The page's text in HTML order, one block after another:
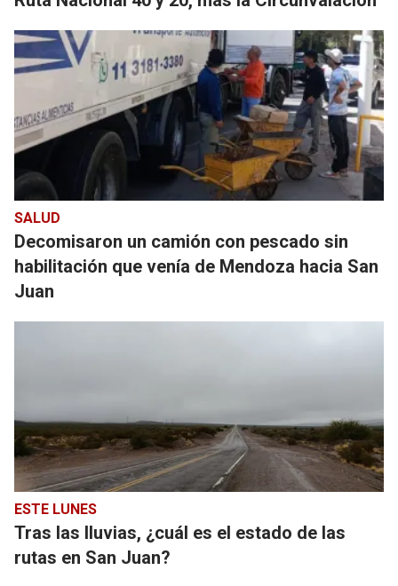
SALUD
Decomisaron un camión con pescado sin
habilitación que venía de Mendoza hacia San
Juan
ESTE LUNES
Tras las lluvias, ¿cuál es el estado de las
rutas en San Juan?